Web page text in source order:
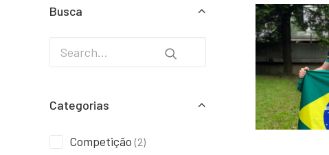
Busca
Categorias
Competição (2)